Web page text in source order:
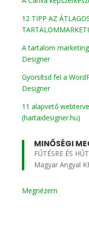
12 TIPP AZ
A tartalom
Designer
Gyorsítsd fel a
Designer
11 alapvető
(hartaidesigner.hu)
MINŐSÉGI
FŰTÉSRE ÉS
Magyar Angyal
Megnézem